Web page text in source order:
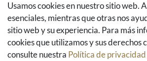
Instagram
Pinterest
Youtube
Houzz
Usamos cookies en nuestro sitio web.
esenciales, mientras que otras nos
sitio web y su experiencia. Para más
cookies que utilizamos y sus derechos
consulte nuestra Política de privacidad